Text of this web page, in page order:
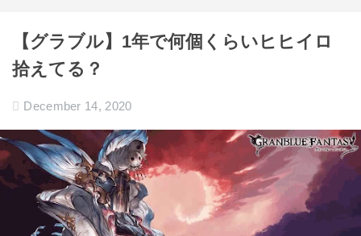
【グラブル】1年で何個くらいヒヒイロ
拾えてる？
December 14, 2020